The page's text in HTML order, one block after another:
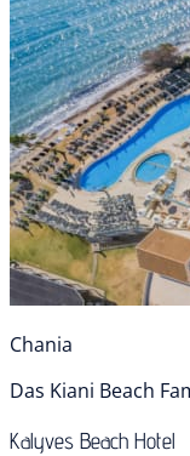
Chania
Das Kiani Beach
Kalyves Beach Hotel